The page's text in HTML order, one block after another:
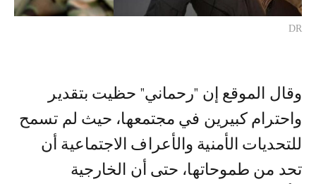
DR
وقال الموقع إن "رحماني" حظيت بتقدير
واحترام كبيرين في مجتمعها، حيث لم تسمح
للتحديات الأمنية والأعراف الاجتماعية أن
تحد من طموحاتها، حتى أن الخارجية